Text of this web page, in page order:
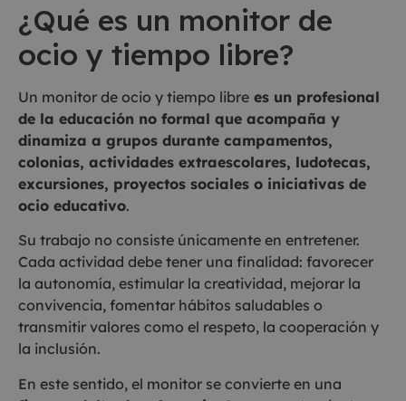
¿Qué es un monitor de
ocio y tiempo libre?
Un monitor de ocio y tiempo libre es un profesional
de la educación no formal que acompaña y
dinamiza a grupos durante campamentos,
colonias, actividades extraescolares, ludotecas,
excursiones, proyectos sociales o iniciativas de
ocio educativo.
Su trabajo no consiste únicamente en entretener.
Cada actividad debe tener una finalidad: favorecer
la autonomía, estimular la creatividad, mejorar la
convivencia, fomentar hábitos saludables o
transmitir valores como el respeto, la cooperación y
la inclusión.
En este sentido, el monitor se convierte en una